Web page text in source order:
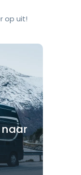
op uit!